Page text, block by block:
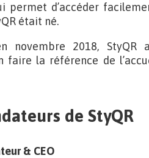
permet d’accéder
était né.
novembre 2018, StyQR
faire la référence de
de StyQR
& CEO